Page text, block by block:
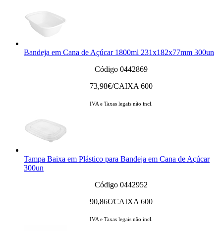
Bandeja em Cana de Açúcar 1800ml 231x182x77mm 300un
Código 0442869
73,98€/CAIXA 600
IVA e Taxas legais não incl.
Tampa Baixa em Plástico para Bandeja em Cana de Açúcar
300un
Código 0442952
90,86€/CAIXA 600
IVA e Taxas legais não incl.